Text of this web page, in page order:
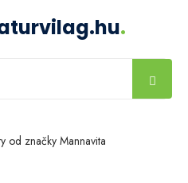
.
od značky Mannavita